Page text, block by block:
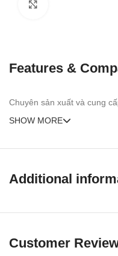
Features &
Chuyên sản xuất và cung
SHOW MORE
Additional
Customer